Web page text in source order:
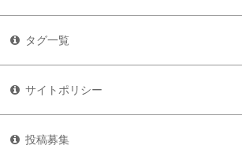
タグ一覧
サイトポリシー
投稿募集